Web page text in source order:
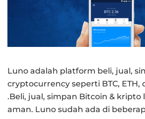
Luno adalah platform beli, jual,
cryptocurrency seperti BTC, ETH,
.Beli, jual, simpan Bitcoin & kripto
aman. Luno sudah ada di